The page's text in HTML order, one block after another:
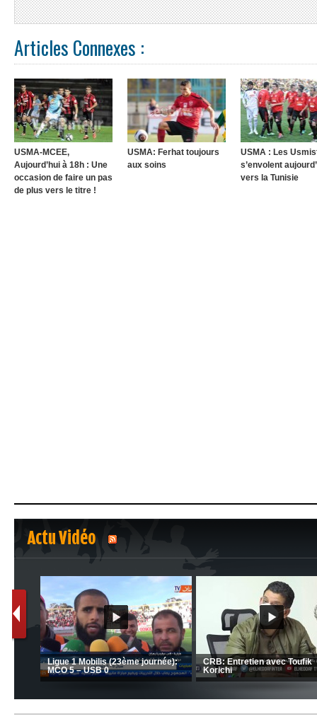
Articles Connexes :
USMA-MCEE,
Aujourd’hui à 18h : Une
occasion de faire un pas
de plus vers le titre !
USMA: Ferhat toujours
aux soins
USMA : Les
s’envolent
vers la Tunisie
Actu Vidéo
1 2
CRB: Entretien avec Toufik
Korichi
Ligue 1 Mobilis (23ème journée):
MCO 5 – USB 0